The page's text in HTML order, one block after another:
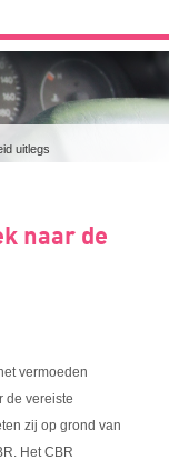
uitlegs
naar de
vermoeden
de vereiste
zij op grond van
Het CBR